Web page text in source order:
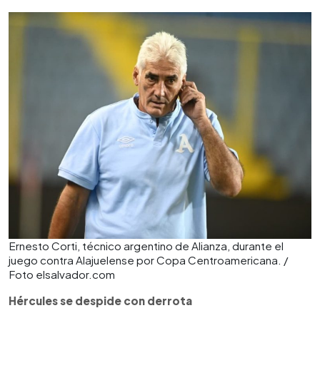
Ernesto Corti, técnico argentino de Alianza, durante el
juego contra Alajuelense por Copa Centroamericana. /
Foto elsalvador.com
Hércules se despide con derrota